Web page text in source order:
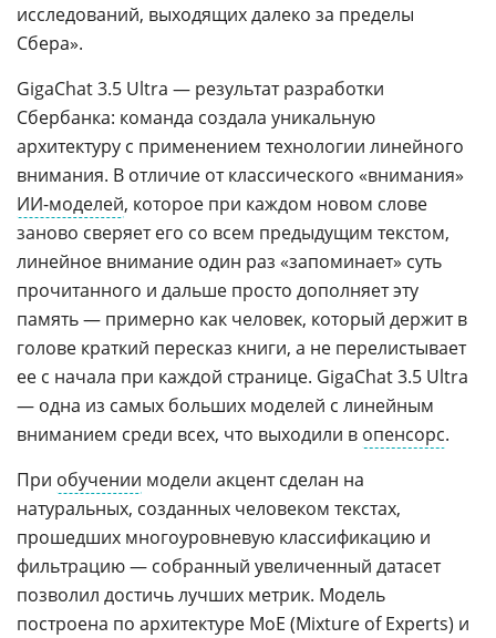
исследований, выходящих далеко за пределы
Сбера».
GigaChat 3.5 Ultra — результат разработки
Сбербанка: команда создала уникальную
архитектуру с применением технологии линейного
внимания. В отличие от классического «внимания»
ИИ-моделей, которое при каждом новом слове
заново сверяет его со всем предыдущим текстом,
линейное внимание один раз «запоминает» суть
прочитанного и дальше просто дополняет эту
память — примерно как человек, который держит в
голове краткий пересказ книги, а не перелистывает
ее с начала при каждой странице. GigaChat 3.5 Ultra
— одна из самых больших моделей с линейным
вниманием среди всех, что выходили в опенсорс.
При обучении модели акцент сделан на
натуральных, созданных человеком текстах,
прошедших многоуровневую классификацию и
фильтрацию — собранный увеличенный датасет
позволил достичь лучших метрик. Модель
построена по архитектуре MoE (Mixture of Experts) и